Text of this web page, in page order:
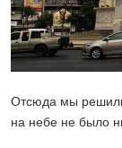
Отсюда мы
на небе не было